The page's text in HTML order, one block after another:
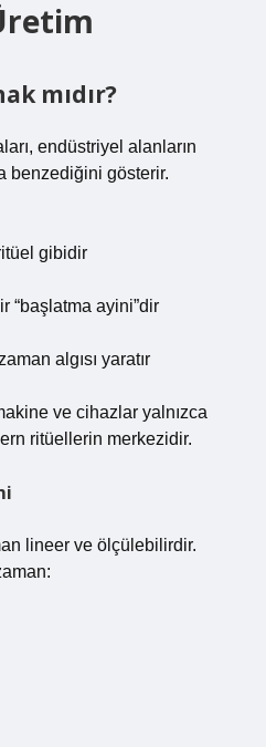
mıdır?
endüstriyel alanların
benzediğini gösterir.
gibidir
“başlatma ayini”dir
algısı yaratır
ve cihazlar yalnızca
ritüellerin merkezidir.
lineer ve ölçülebilirdir.